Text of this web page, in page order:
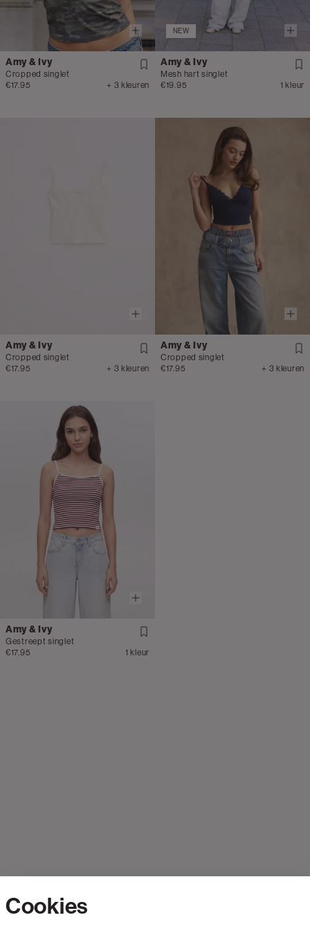
Amy & Ivy
Cropped singlet
€17.95
+ 3 kleuren
NEW
Amy & Ivy
Mesh hart singlet
€19.95
1 kleur
Amy & Ivy
Cropped singlet
€17.95
+ 3 kleuren
Amy & Ivy
Cropped singlet
€17.95
+ 3 kleuren
Amy & Ivy
Gestreept singlet
€17.95
1 kleur
Cookies